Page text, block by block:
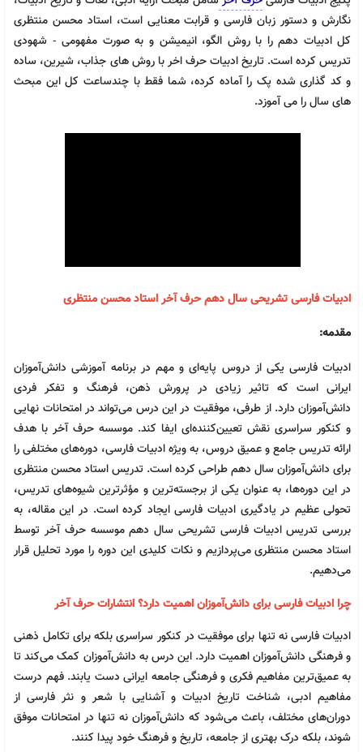
نگارش و دستور زبان فارسی و قرابت معنایی است، استاد محسن منتظری
کل ادبیات دهم را با روش الگو، انیمیشن و به صورت مفهومی - شهودی
تدریس کرده است. تاریخ ادبیات حرف اخر با روش های جذاب، شیرین، ساده
و کد گذاری شده پک را آماده کرده، شما فقط با چندساعت کل این مبحث
های سال را می آموزد.
ادبیات فارسی تشریحی سال دهم حرف آخر استاد محسن منتظری
مقدمه:
ادبیات فارسی یکی از دروس پایه‌ای و مهم در برنامه آموزشی دانش‌آموزان
ایرانی است که تاثیر زیادی در پرورش ذهن، فرهنگ و تفکر فردی
دانش‌آموزان دارد. از طرفی، موفقیت در این درس می‌تواند در امتحانات نهایی
و کنکور سراسری نقش تعیین‌کننده‌ای ایفا کند. موسسه حرف آخر با هدف
ارائه تدریس جامع و عمیق دروس، به ویژه ادبیات فارسی، دوره‌های مختلفی را
برای دانش‌آموزان سال دهم طراحی کرده است. تدریس استاد محسن منتظری
در این دوره‌ها، به عنوان یکی از برجسته‌ترین و مؤثرترین شیوه‌های تدریس،
تحولی عظیم در یادگیری ادبیات فارسی ایجاد کرده است. در این مقاله، به
بررسی تدریس ادبیات فارسی تشریحی سال دهم موسسه حرف آخر توسط
استاد محسن منتظری می‌پردازیم و نکات کلیدی این دوره را مورد تحلیل قرار
می‌دهیم.
چرا ادبیات فارسی برای دانش‌آموزان اهمیت دارد؟ انتشارات حرف آخر
ادبیات فارسی نه تنها برای موفقیت در کنکور سراسری بلکه برای تکامل ذهنی
و فرهنگی دانش‌آموزان اهمیت دارد. این درس به دانش‌آموزان کمک می‌کند تا
به عمیق‌ترین مفاهیم فکری و فرهنگی جامعه ایرانی دست یابند. فهم درست
مفاهیم ادبی، شناخت تاریخ ادبیات و آشنایی با شعر و نثر فارسی از
دوران‌های مختلف، باعث می‌شود که دانش‌آموزان نه تنها در امتحانات موفق
شوند، بلکه درک بهتری از جامعه، تاریخ و فرهنگ خود پیدا کنند.